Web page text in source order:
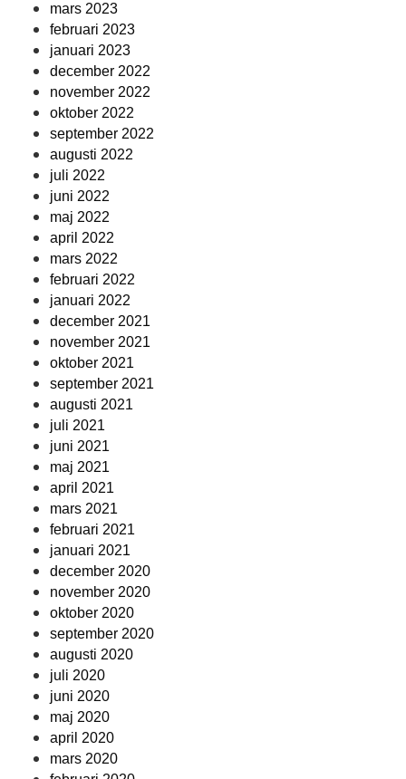
mars 2023
februari 2023
januari 2023
december 2022
november 2022
oktober 2022
september 2022
augusti 2022
juli 2022
juni 2022
maj 2022
april 2022
mars 2022
februari 2022
januari 2022
december 2021
november 2021
oktober 2021
september 2021
augusti 2021
juli 2021
juni 2021
maj 2021
april 2021
mars 2021
februari 2021
januari 2021
december 2020
november 2020
oktober 2020
september 2020
augusti 2020
juli 2020
juni 2020
maj 2020
april 2020
mars 2020